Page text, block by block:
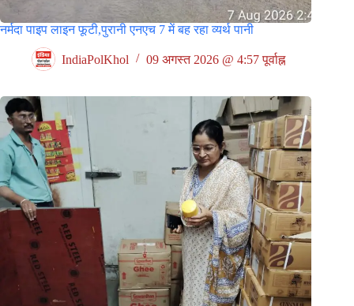
नर्मदा पाइप लाइन फूटी,पुरानी एनएच 7 में बह रहा व्यर्थ पानी
IndiaPolKhol 09 अगस्त 2026 @ 4:57 पूर्वाह्न